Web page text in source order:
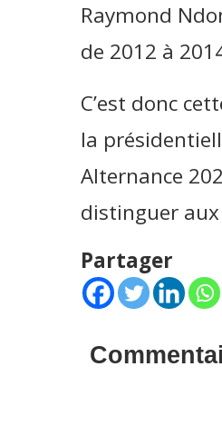
Raymond
de 2012 à
C’est donc
la
Alternance
distinguer
Partager